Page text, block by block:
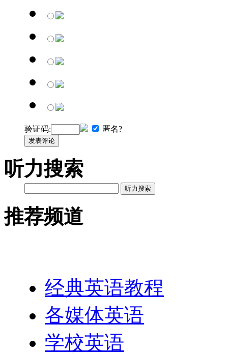
验证码: 匿名?
发表评论
听力搜索
听力搜索
推荐频道
经典英语教程
各媒体英语
学校英语